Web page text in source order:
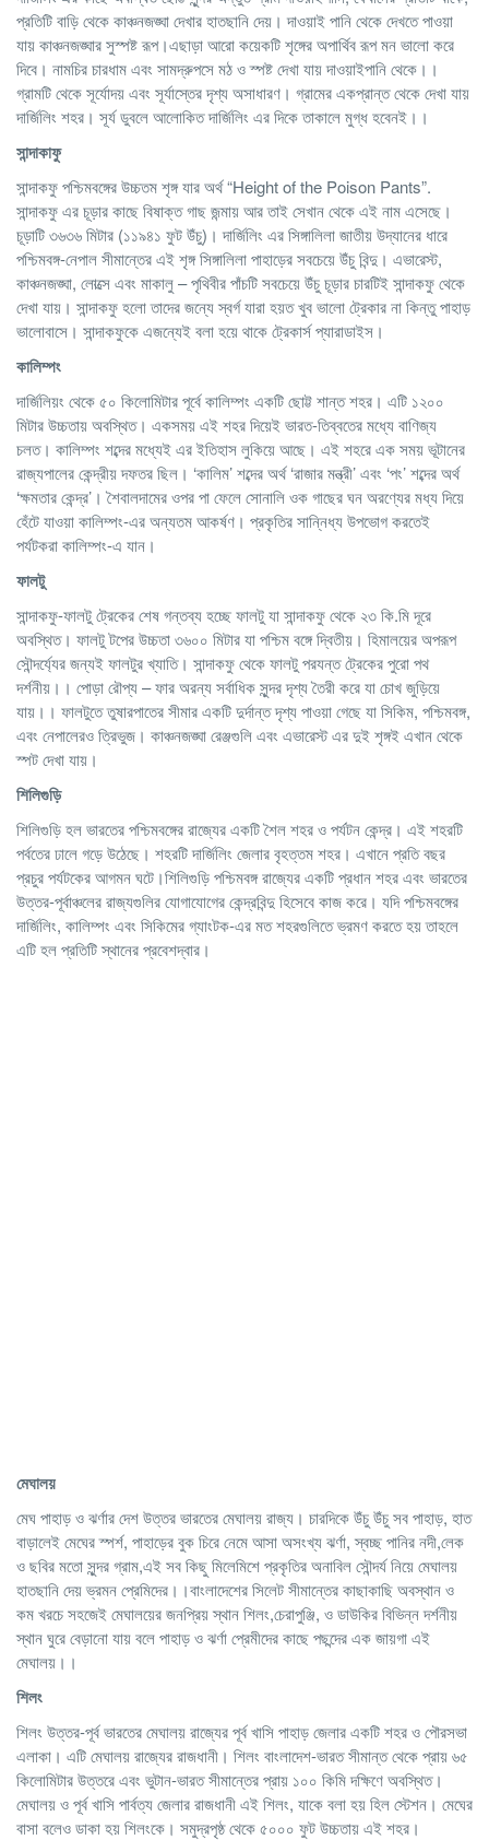
প্রতিটি বাড়ি থেকে কাঞ্চনজঙ্ঘা দেখার হাতছানি দেয়। দাওয়াই পানি থেকে দেখতে পাওয়া
যায় কাঞ্চনজঙ্ঘার সুস্পষ্ট রূপ।এছাড়া আরো কয়েকটি শৃঙ্গের অপার্থিব রূপ মন ভালো করে
দিবে। নামচির চারধাম এবং সামদ্রুপসে মঠ ও স্পষ্ট দেখা যায় দাওয়াইপানি থেকে।।
গ্রামটি থেকে সূর্যোদয় এবং সূর্যাস্তের দৃশ্য অসাধারণ। গ্রামের একপ্রান্ত থেকে দেখা যায়
দার্জিলিং শহর। সূর্য ডুবলে আলোকিত দার্জিলিং এর দিকে তাকালে মুগ্ধ হবেনই।।
সান্দাকাফু
সান্দাকফু পশ্চিমবঙ্গের উচ্চতম শৃঙ্গ যার অর্থ “Height of the Poison Pants”.
সান্দাকফু এর চূড়ার কাছে বিষাক্ত গাছ জন্মায় আর তাই সেখান থেকে এই নাম এসেছে।
চূড়াটি ৩৬৩৬ মিটার (১১৯৪১ ফুট উঁচু)। দার্জিলিং এর সিঙ্গালিলা জাতীয় উদ্যানের ধারে
পশ্চিমবঙ্গ-নেপাল সীমান্তের এই শৃঙ্গ সিঙ্গালিলা পাহাড়ের সবচেয়ে উঁচু বিন্দু। এভারেস্ট,
কাঞ্চনজঙ্ঘা, লোত্‍সে এবং মাকালু – পৃথিবীর পাঁচটি সবচেয়ে উঁচু চূড়ার চারটিই সান্দাকফু থেকে
দেখা যায়। সান্দাকফু হলো তাদের জন্যে স্বর্গ যারা হয়ত খুব ভালো ট্রেকার না কিন্তু পাহাড়
ভালোবাসে। সান্দাকফুকে এজন্যেই বলা হয়ে থাকে ট্রেকার্স প্যারাডাইস।
কালিম্পং
দার্জিলিয়ং থেকে ৫০ কিলোমিটার পূর্বে কালিম্পং একটি ছোট্ট শান্ত শহর। এটি ১২০০
মিটার উচ্চতায় অবস্থিত। একসময় এই শহর দিয়েই ভারত-তিব্বতের মধ্যে বাণিজ্য
চলত। কালিম্পং শব্দের মধ্যেই এর ইতিহাস লুকিয়ে আছে। এই শহরে এক সময় ভূটানের
রাজ্যপালের কেন্দ্রীয় দফতর ছিল। ‘কালিম’ শব্দের অর্থ ‘রাজার মন্ত্রী’ এবং ‘পং’ শব্দের অর্থ
‘ক্ষমতার কেন্দ্র’। শৈবালদামের ওপর পা ফেলে সোনালি ওক গাছের ঘন অরণ্যের মধ্য দিয়ে
হেঁটে যাওয়া কালিম্পং-এর অন্যতম আকর্ষণ। প্রকৃতির সান্নিধ্য উপভোগ করতেই
পর্যটকরা কালিম্পং-এ যান।
ফালটু
সান্দাকফু-ফালটু ট্রেকের শেষ গন্তব্য হচ্ছে ফালটু যা সান্দাকফু থেকে ২৩ কি.মি দূরে
অবস্থিত। ফালটু টপের উচ্চতা ৩৬০০ মিটার যা পশ্চিম বঙ্গে দ্বিতীয়। হিমালয়ের অপরূপ
সৌন্দর্য্যের জন্যই ফালটুর খ্যাতি। সান্দাকফু থেকে ফালটু পরযন্ত ট্রেকের পুরো পথ
দর্শনীয়।। পোড়া রৌপ্য – ফার অরন্য সর্বাধিক সুন্দর দৃশ্য তৈরী করে যা চোখ জুড়িয়ে
যায়।। ফালটুতে তুষারপাতের সীমার একটি দুর্দান্ত দৃশ্য পাওয়া গেছে যা সিকিম, পশ্চিমবঙ্গ,
এবং নেপালেরও ত্রিভুজ। কাঞ্চনজঙ্ঘা রেঞ্জগুলি এবং এভারেস্ট এর দুই শৃঙ্গই এখান থেকে
স্পট দেখা যায়।
শিলিগুড়ি
শিলিগুড়ি হল ভারতের পশ্চিমবঙ্গের রাজ্যের একটি শৈল শহর ও পর্যটন কেন্দ্র। এই শহরটি
পর্বতের ঢালে গড়ে উঠেছে। শহরটি দার্জিলিং জেলার বৃহত্তম শহর। এখানে প্রতি বছর
প্রচুর পর্যটকের আগমন ঘটে।শিলিগুড়ি পশ্চিমবঙ্গ রাজ্যের একটি প্রধান শহর এবং ভারতের
উত্তর-পূর্বাঞ্চলের রাজ্যগুলির যোগাযোগের কেন্দ্রবিন্দু হিসেবে কাজ করে। যদি পশ্চিমবঙ্গের
দার্জিলিং, কালিম্পং এবং সিকিমের গ্যাংটক-এর মত শহরগুলিতে ভ্রমণ করতে হয় তাহলে
এটি হল প্রতিটি স্থানের প্রবেশদ্বার।
মেঘালয়
মেঘ পাহাড় ও ঝর্ণার দেশ উত্তর ভারতের মেঘালয় রাজ্য। চারদিকে উঁচু উঁচু সব পাহাড়, হাত
বাড়ালেই মেঘের স্পর্শ, পাহাড়ের বুক চিরে নেমে আসা অসংখ্য ঝর্ণা, স্বচ্ছ পানির নদী,লেক
ও ছবির মতো সুন্দর গ্রাম,এই সব কিছু মিলেমিশে প্রকৃতির অনাবিল সৌন্দর্য নিয়ে মেঘালয়
হাতছানি দেয় ভ্রমন প্রেমিদের।।বাংলাদেশের সিলেট সীমান্তের কাছাকাছি অবস্থান ও
কম খরচে সহজেই মেঘালয়ের জনপ্রিয় স্থান শিলং,চেরাপুঞ্জি, ও ডাউকির বিভিন্ন দর্শনীয়
স্থান ঘুরে বেড়ানো যায় বলে পাহাড় ও ঝর্ণা প্রেমীদের কাছে পছন্দের এক জায়গা এই
মেঘালয়।।
শিলং
শিলং উত্তর-পূর্ব ভারতের মেঘালয় রাজ্যের পূর্ব খাসি পাহাড় জেলার একটি শহর ও পৌরসভা
এলাকা। এটি মেঘালয় রাজ্যের রাজধানী। শিলং বাংলাদেশ-ভারত সীমান্ত থেকে প্রায় ৬৫
কিলোমিটার উত্তরে এবং ভুটান-ভারত সীমান্তের প্রায় ১০০ কিমি দক্ষিণে অবস্থিত।
মেঘালয় ও পূর্ব খাসি পার্বত্য জেলার রাজধানী এই শিলং, যাকে বলা হয় হিল স্টেশন। মেঘের
বাসা বলেও ডাকা হয় শিলংকে। সমুদ্রপৃষ্ঠ থেকে ৫০০০ ফুট উচ্চতায় এই শহর।